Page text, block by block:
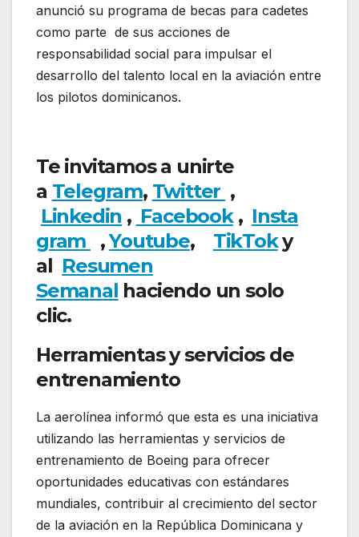
anunció su programa de becas para cadetes
como parte de sus acciones de
responsabilidad social para impulsar el
desarrollo del talento local en la aviación entre
los pilotos dominicanos.
Te invitamos a unirte
a Telegram, Twitter ,
Linkedin , Facebook, Insta
gram
,Youtube, TikToky
al Resumen
Semanal haciendo un solo
clic.
Herramientas y servicios de
entrenamiento
La aerolínea informó que esta es una iniciativa
utilizando las herramientas y servicios de
entrenamiento de Boeing para ofrecer
oportunidades educativas con estándares
mundiales, contribuir al crecimiento del sector
de la aviación en la República Dominicana y